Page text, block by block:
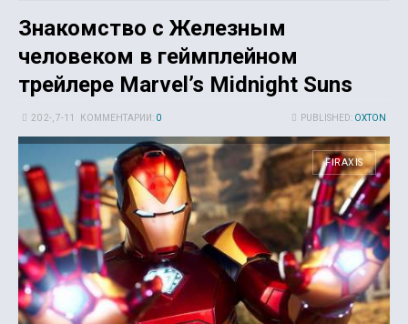
Знакомство с Железным
человеком в геймплейном
трейлере Marvel’s Midnight Suns
PUBLISHED: OXTON
20 2-, 7-11 КОММЕНТАРИИ: 0
FIRAXIS